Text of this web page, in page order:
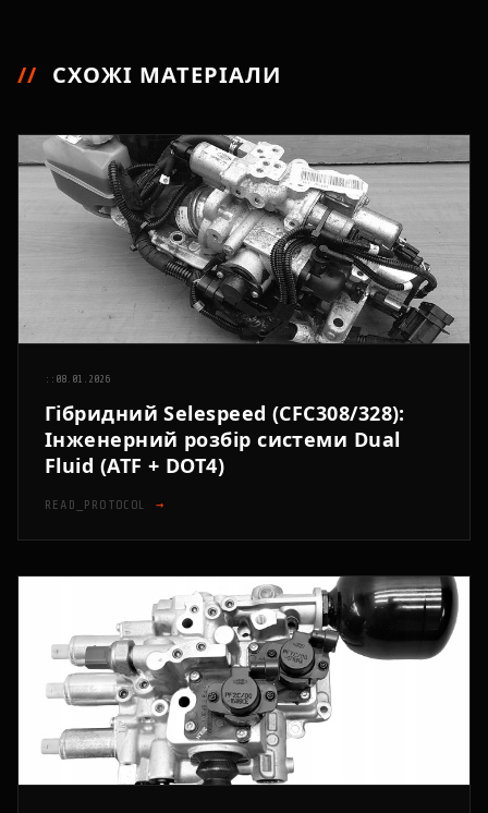
// СХОЖІ МАТЕРІАЛИ
:: 08.01.2026
Гібридний Selespeed (CFC308/328):
Інженерний розбір системи Dual
Fluid (ATF + DOT4)
READ_PROTOCOL →